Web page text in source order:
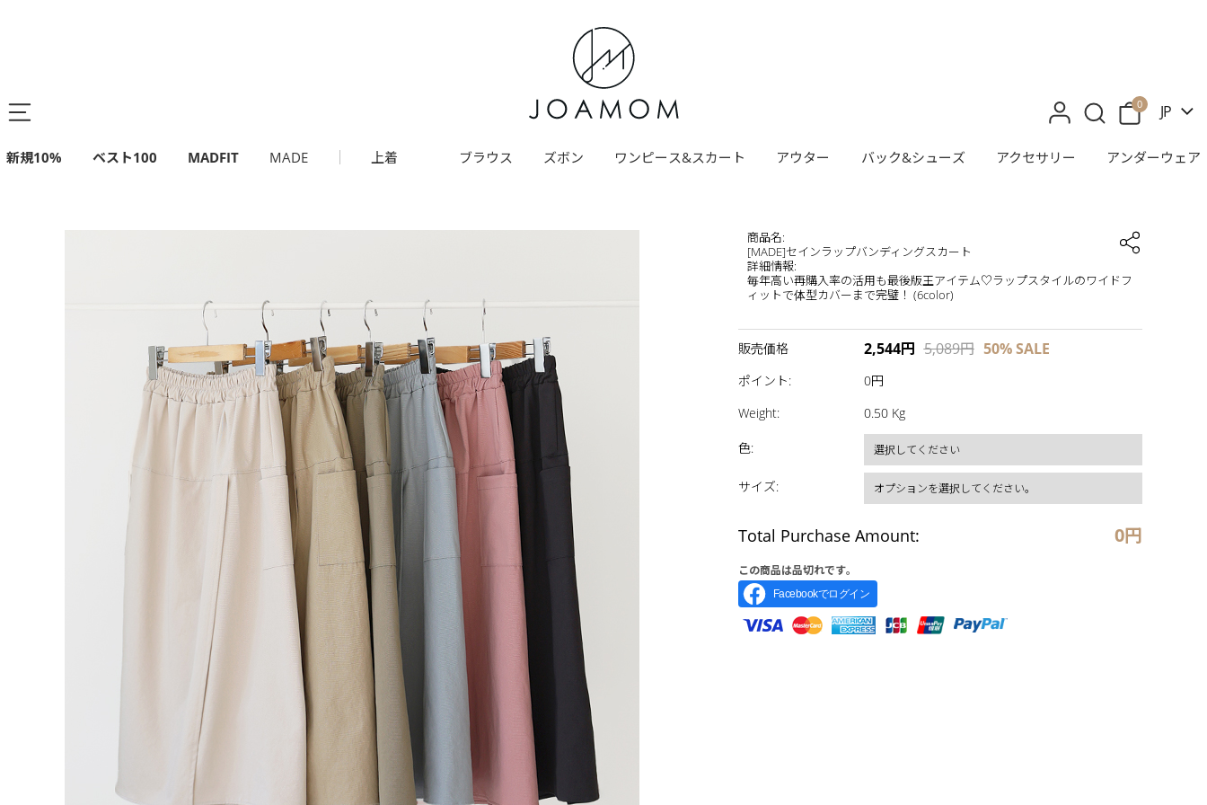
0 JP
新規10% ベスト100 MADFIT MADE 上着 ブラウス ズボン ワンピース&スカート アウター バック&シューズ アクセサリー アンダーウェア
商品名:
[MADE]セインラップバンディングスカート
詳細情報:
毎年高い再購入率の活用も最後版王アイテム♡ラップスタイルのワイドフ
ィットで体型カバーまで完璧！ (6color)
販売価格 2,544円 5,089円 50% SALE
ポイント:
0円
Weight: 0.50 Kg
色:
サイズ:
Total Purchase Amount: 0円
この商品は品切れです。
Facebookでログイン